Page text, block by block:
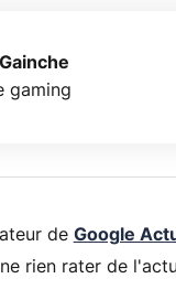
gaming
de Google
rien rater de